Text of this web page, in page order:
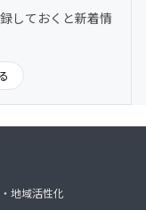
に気づきや学び
しておくと新着情
地域活性化